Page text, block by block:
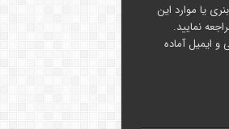
یا موارد این
نمایید.
ایمیل آماده